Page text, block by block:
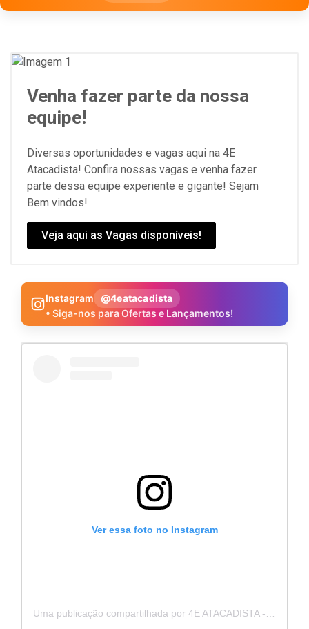
Venha fazer parte da nossa
equipe!
Diversas oportunidades e vagas aqui na 4E
Atacadista! Confira nossas vagas e venha fazer
parte dessa equipe experiente e gigante! Sejam
Bem vindos!
Veja aqui as Vagas disponíveis!
Instagram
@4eatacadista
• Siga-nos para Ofertas e Lançamentos!
Ver essa foto no Instagram